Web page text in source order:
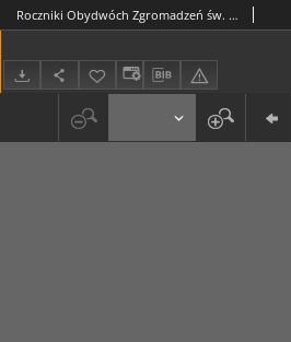
Roczniki Obydwóch Zgromadzeń św. Wincentego a Paulo. R. 16, nr 1 (1910)